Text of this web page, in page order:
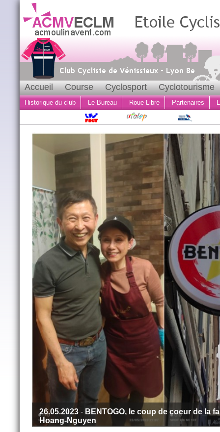
Accueil Course Cyclosport Cyclotourisme
Historique du club Le Bureau Roue Libre Partenaires
26.05.2023 - BENTOGO, le coup de coeur de la
Hoang-Nguyen